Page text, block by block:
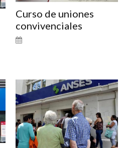
Curso de uniones
convivenciales